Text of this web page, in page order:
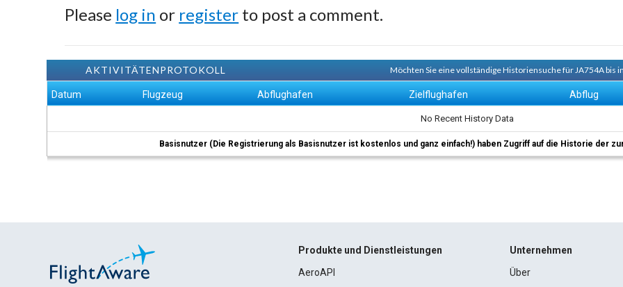
Please log in or register to post a comment.
AKTIVITÄTENPROTOKOLL Möchten Sie eine vollständige Historiensuche für JA754A bis
Datum Flugzeug Abflughafen Zielflughafen Abflug
No Recent History Data
Basisnutzer (Die Registrierung als Basisnutzer ist kostenlos und ganz einfach!) haben Zugriff auf die Historie der
Produkte und Dienstleistungen
AeroAPI
Unternehmen
Über